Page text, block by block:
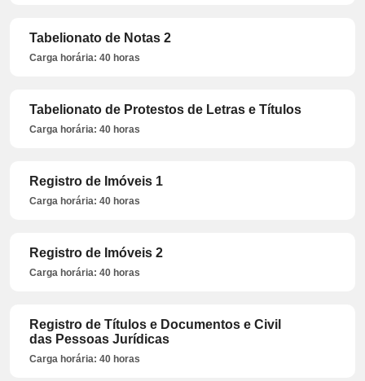
Tabelionato de Notas 2
Carga horária: 40 horas
Tabelionato de Protestos de Letras e Títulos
Carga horária: 40 horas
Registro de Imóveis 1
Carga horária: 40 horas
Registro de Imóveis 2
Carga horária: 40 horas
Registro de Títulos e Documentos e Civil
das Pessoas Jurídicas
Carga horária: 40 horas